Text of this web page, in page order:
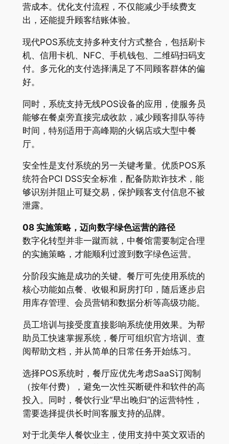
营成本。优化支付流程，不仅能减少手续费支
出，还能提升顾客结账体验。
现代POS系统支持多种支付方式整合，包括刷卡
机、信用卡机、NFC、手机钱包、二维码扫码支
付。多元化的支付选择满足了不同顾客群体的偏
好。
同时，系统支持无线POS设备的应用，使服务员
能够在餐桌旁直接完成收款，减少顾客排队等待
时间，特别适用于高峰期的火锅店或大型中餐
厅。
安全性是支付系统的另一关键考量。优质POS系
统符合PCI DSS安全标准，配备防欺诈技术，能
够识别并阻止可疑交易，保护顾客支付信息不被
泄露。
08 实施策略，迈向数字绿色运营的路径
数字化转型并非一蹴而就，中餐馆需要制定合理
的实施策略，才能顺利过渡到数字绿色运营。
分阶段实施是成功的关键。餐厅可先使用系统的
核心功能如点餐、收银和厨房打印，随后逐步启
用库存管理、会员营销和数据分析等高级功能。
员工培训与接受度直接影响系统使用效果。为帮
助员工快速掌握系统，餐厅可组织官方培训、查
阅帮助文档，并从简单的日常任务开始练习。
选择POS系统时，餐厅应优先考虑SaaS订阅制
（按年付费），避免一次性买断硬件和软件的高
投入。同时，餐饮行业“早出晚归”的运营特性，
需要选择提供长时间客服支持的品牌。
对于北美华人餐饮业主，使用支持中英文双语的